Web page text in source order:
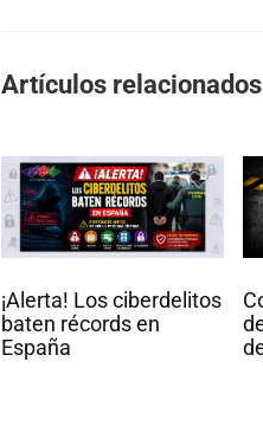
Artículos relacionados
¡Alerta! Los ciberdelitos
baten récords en
España